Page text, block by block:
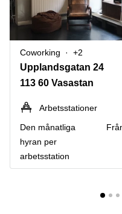
Coworking +2
Upplandsgatan 24
113 60 Vasastan
Arbetsstationer
Den månatliga
hyran per
arbetsstation